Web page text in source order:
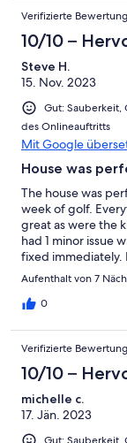
Verifizierte Bewertung
10/10 –
Steve H.
15. Nov. 2023
Gut: Sauberkeit,
des Onlineauftritts
Mit Google
House was
The house was
week of golf.
great as were the
had 1 minor issue
fixed
house and we
Aufenthalt von 7
0
Verifizierte Bewertung
10/10 –
michelle c.
17. Jän. 2023